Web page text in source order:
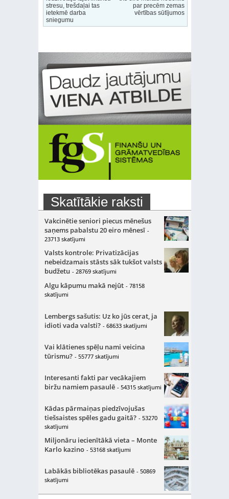
stresu, trešdaļai tas
ietekmē darba
sniegumu
par precēm zemas
vērtības sūtījumos
Skatītākie raksti
Vakcinētie seniori piecus mēnešus
saņems pabalstu 20 eiro mēnesī -
23713 skatījumi
Valsts kontrole: Privatizācijas
nebeidzamais stāsts sāk tukšot valsts
budžetu - 28769 skatījumi
Algu kāpumu makā nejūt - 78158
skatījumi
Lembergs sašutis: Uz ko jūs cerat, ja
idioti vada valsti? - 68633 skatījumi
Vai klātienes spēļu nami veicina
tūrismu? - 55777 skatījumi
Interesanti fakti par vecākajiem
biržu namiem pasaulē - 54315 skatījumi
Kādas pārmaiņas piedzīvojušas
tiešsaistes spēles gadu gaitā? - 53270
skatījumi
Miljonāru iecienītākā vieta – Monte
Karlo kazino - 53168 skatījumi
Labākās bibliotēkas pasaulē - 50869
skatījumi